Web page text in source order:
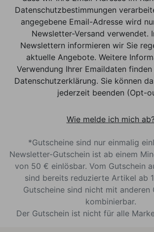
Datenschutzbestimmungen
angegebene Email-Adresse wird
Newsletter-Versand verwendet.
Newslettern informieren wir Sie
aktuelle Angebote. Weitere
Verwendung Ihrer Emaildaten
Datenschutzerklärung. Sie können
jederzeit beenden (Opt-
Wie melde ich mich
*Gutscheine sind nur einmalig
Newsletter-Gutschein ist ab einem
von 50 € einlösbar. Vom Gutschein
sind bereits reduzierte Artikel ab
Gutscheine sind nicht mit anderen
kombinierbar.
Der Gutschein ist nicht für alle